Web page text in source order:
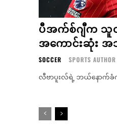
ပီအက်စ်ဂျီက သူ
အကောင်းဆုံး
SOCCER SPORTS AUTHOR
လီဗာပူးလ်ရဲ့ ဘယ်နောက်ခံ